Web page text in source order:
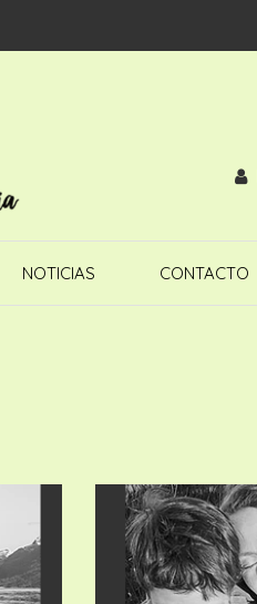
NOTICIAS CONTACTO